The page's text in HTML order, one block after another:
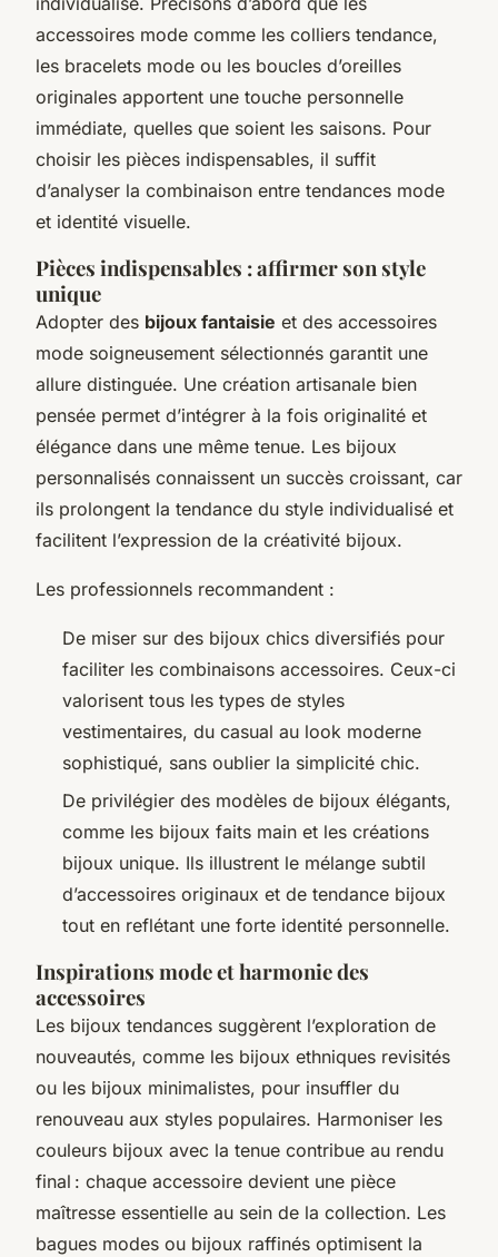
accessoires mode comme les colliers tendance,
les bracelets mode ou les boucles d’oreilles
originales apportent une touche personnelle
immédiate, quelles que soient les saisons. Pour
choisir les pièces indispensables, il suffit
d’analyser la combinaison entre tendances mode
et identité visuelle.
Pièces indispensables : affirmer son style
unique
Adopter des bijoux fantaisie et des accessoires
mode soigneusement sélectionnés garantit une
allure distinguée. Une création artisanale bien
pensée permet d’intégrer à la fois originalité et
élégance dans une même tenue. Les bijoux
personnalisés connaissent un succès croissant, car
ils prolongent la tendance du style individualisé et
facilitent l’expression de la créativité bijoux.
Les professionnels recommandent :
De miser sur des bijoux chics diversifiés pour
faciliter les combinaisons accessoires. Ceux-ci
valorisent tous les types de styles
vestimentaires, du casual au look moderne
sophistiqué, sans oublier la simplicité chic.
De privilégier des modèles de bijoux élégants,
comme les bijoux faits main et les créations
bijoux unique. Ils illustrent le mélange subtil
d’accessoires originaux et de tendance bijoux
tout en reflétant une forte identité personnelle.
Inspirations mode et harmonie des
accessoires
Les bijoux tendances suggèrent l’exploration de
nouveautés, comme les bijoux ethniques revisités
ou les bijoux minimalistes, pour insuffler du
renouveau aux styles populaires. Harmoniser les
couleurs bijoux avec la tenue contribue au rendu
final : chaque accessoire devient une pièce
maîtresse essentielle au sein de la collection. Les
bagues modes ou bijoux raffinés optimisent la